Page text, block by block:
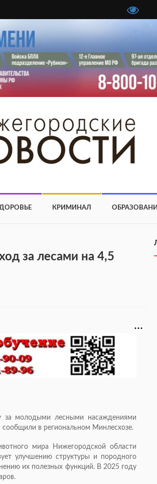
КРИМИНАЛ
за лесами на 4,5
за молодыми лесными насаждениями
сообщили в региональном Минлесхозе.
мира Нижегородской области
улучшению структуры и породного
их полезных функций. В 2025 году